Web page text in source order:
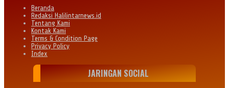
Beranda
Redaksi Halilintarnews.id
Tentang Kami
Kontak Kami
Terms & Condition Page
Privacy Policy
Index
JARINGAN SOCIAL